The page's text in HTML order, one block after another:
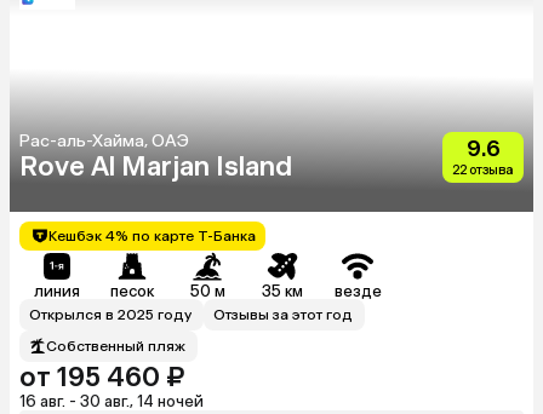
Рас-аль-Хайма, ОАЭ
Rove Al Marjan Island
9.6
22 отзыва
Кешбэк 4% по карте Т-Банка
линия песок 50 м 35 км везде
Открылся в 2025 году
Отзывы за этот год
Собственный пляж
от 195 460 ₽
16 авг. - 30 авг., 14 ночей